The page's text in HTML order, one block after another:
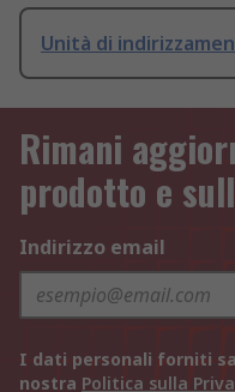
Unità di
Rimani
prodotto e
Indirizzo email
I dati personali forniti
nostra Politica sulla